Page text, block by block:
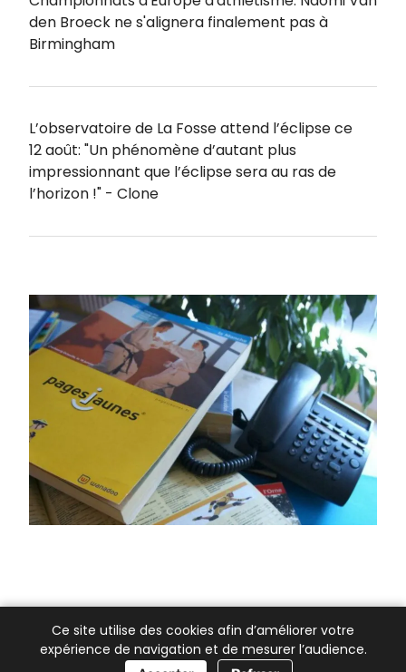
den Broeck ne s'alignera finalement pas à
Birmingham
L’observatoire de La Fosse attend l’éclipse ce
12 août: "Un phénomène d’autant plus
impressionnant que l’éclipse sera au ras de
l’horizon !" - Clone
Ce site utilise des cookies afin d’améliorer votre
expérience de navigation et de mesurer l’audience.